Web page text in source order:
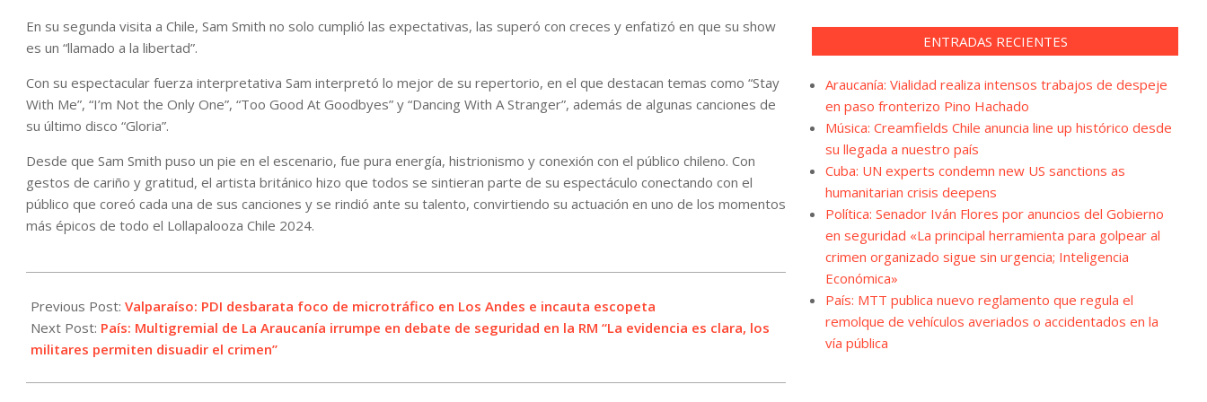
En su segunda visita a Chile, Sam Smith no solo cumplió las expectativas, las superó con creces y enfatizó en que su show
es un “llamado a la libertad”.
Con su espectacular fuerza interpretativa Sam interpretó lo mejor de su repertorio, en el que destacan temas como “Stay
With Me”, “I’m Not the Only One”, “Too Good At Goodbyes” y “Dancing With A Stranger”, además de algunas canciones de
su último disco “Gloria”.
Desde que Sam Smith puso un pie en el escenario, fue pura energía, histrionismo y conexión con el público chileno. Con
gestos de cariño y gratitud, el artista británico hizo que todos se sintieran parte de su espectáculo conectando con el
público que coreó cada una de sus canciones y se rindió ante su talento, convirtiendo su actuación en uno de los momentos
más épicos de todo el Lollapalooza Chile 2024.
03-
19
Previous Post: Valparaíso: PDI desbarata foco de microtráfico en Los Andes e incauta escopeta
Next Post: País: Multigremial de La Araucanía irrumpe en debate de seguridad en la RM “La evidencia es clara, los
militares permiten disuadir el crimen”
ENTRADAS RECIENTES
Araucanía: Vialidad realiza intensos trabajos de despeje
en paso fronterizo Pino Hachado
Música: Creamfields Chile anuncia line up histórico desde
su llegada a nuestro país
Cuba: UN experts condemn new US sanctions as
humanitarian crisis deepens
Política: Senador Iván Flores por anuncios del Gobierno
en seguridad «La principal herramienta para golpear al
crimen organizado sigue sin urgencia; Inteligencia
Económica»
País: MTT publica nuevo reglamento que regula el
remolque de vehículos averiados o accidentados en la
vía pública